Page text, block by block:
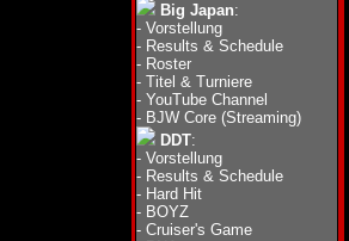
Big Japan:
- Vorstellung
- Results & Schedule
- Roster
- Titel & Turniere
- YouTube Channel
- BJW Core (Streaming)
DDT:
- Vorstellung
- Results & Schedule
- Hard Hit
- BOYZ
- Cruiser's Game